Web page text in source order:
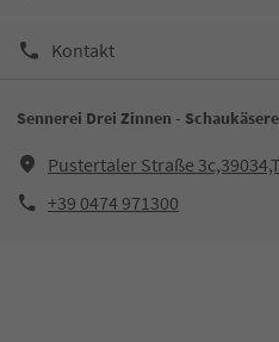
Kontakt
Sennerei Drei Zinnen -
Pustertaler Straße
+39 0474 971300